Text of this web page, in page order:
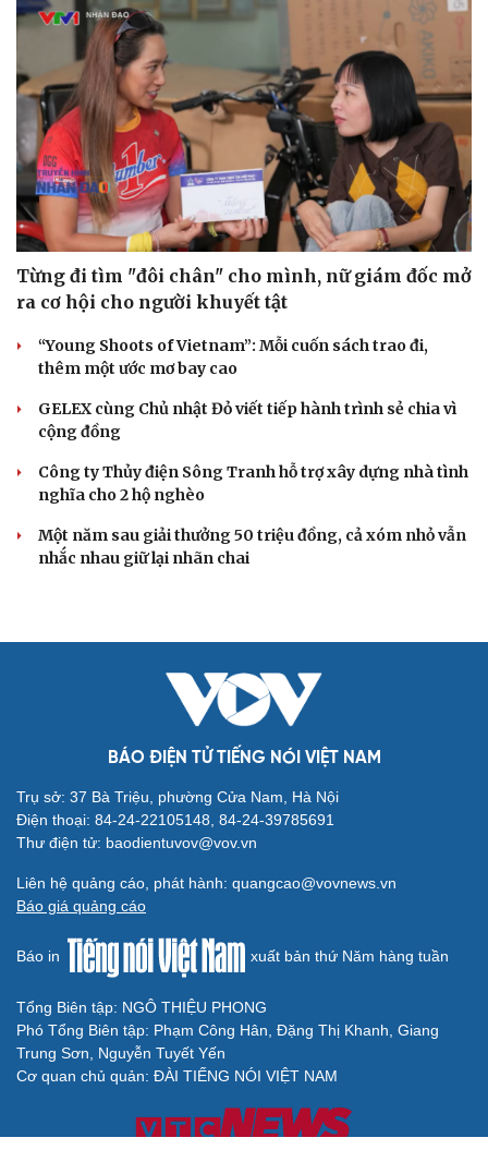
Từng đi tìm "đôi chân" cho mình, nữ giám đốc mở
ra cơ hội cho người khuyết tật
“Young Shoots of Vietnam”: Mỗi cuốn sách trao đi,
thêm một ước mơ bay cao
GELEX cùng Chủ nhật Đỏ viết tiếp hành trình sẻ chia vì
cộng đồng
Công ty Thủy điện Sông Tranh hỗ trợ xây dựng nhà tình
nghĩa cho 2 hộ nghèo
Một năm sau giải thưởng 50 triệu đồng, cả xóm nhỏ vẫn
nhắc nhau giữ lại nhãn chai
BÁO ĐIỆN TỬ TIẾNG NÓI VIỆT NAM
Trụ sở: 37 Bà Triệu, phường Cửa Nam, Hà Nội
Điện thoại: 84-24-22105148, 84-24-39785691
Thư điện tử: baodientuvov@vov.vn
Liên hệ quảng cáo, phát hành: quangcao@vovnews.vn
Báo giá quảng cáo
Báo in xuất bản thứ Năm hàng tuần
Tổng Biên tập: NGÔ THIỆU PHONG
Phó Tổng Biên tập: Phạm Công Hân, Đặng Thị Khanh, Giang
Trung Sơn, Nguyễn Tuyết Yến
Cơ quan chủ quản: ĐÀI TIẾNG NÓI VIỆT NAM